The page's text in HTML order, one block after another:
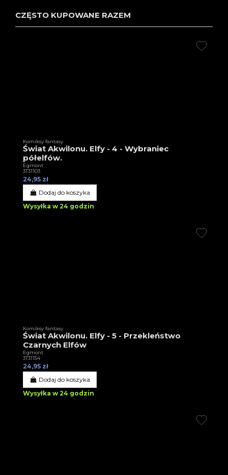
CZĘSTO KUPOWANE RAZEM
Komiksy fantasy
Świat Akwilonu. Elfy - 4 - Wybraniec
półelfów.
Egmont
3T31103
24,95 zł
Dodaj do koszyka
Wysyłka w 24 godzin
Komiksy fantasy
Świat Akwilonu. Elfy - 5 - Przekleństwo
Czarnych Elfów
Egmont
3T31154
24,95 zł
Dodaj do koszyka
Wysyłka w 24 godzin